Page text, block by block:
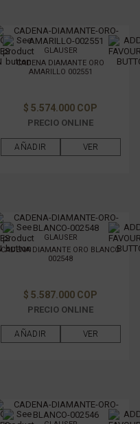
GLAUSER
CADENA DIAMANTE ORO
AMARILLO 002551
$ 5.574.000 COP
PRECIO ONLINE
AÑADIR VER
GLAUSER
CADENA DIAMANTE ORO BLANCO
002548
$ 5.587.000 COP
PRECIO ONLINE
AÑADIR VER